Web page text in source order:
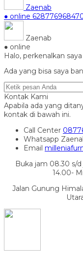
Zaenab
● online
Zaenab
● online
Halo, perkenalkan saya
Ada yang bisa saya
Kontak Kami
Apabila ada yang
kontak di bawah ini.
Call Center
Whatsapp
Email
Buka jam 08.30 s/
14.00-
Jalan Gunung